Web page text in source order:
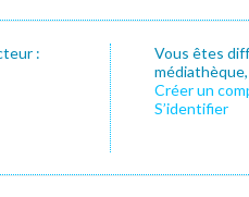
:
Vous êtes
Créer un
S’identifier